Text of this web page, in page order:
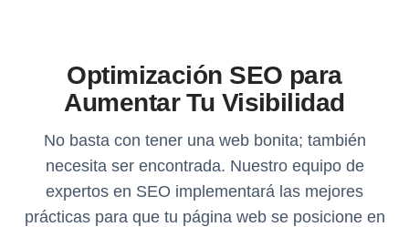
Optimización SEO para
Aumentar Tu Visibilidad
No basta con tener una web bonita; también
necesita ser encontrada. Nuestro equipo de
expertos en SEO implementará las mejores
prácticas para que tu página web se posicione en